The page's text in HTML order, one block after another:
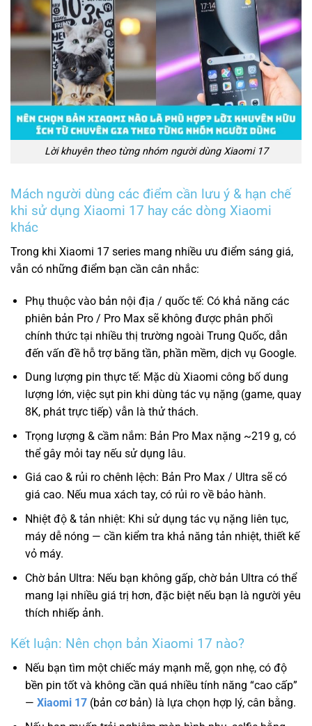
Lời khuyên theo từng nhóm người dùng Xiaomi 17
Mách người dùng các điểm cần lưu ý & hạn chế
khi sử dụng Xiaomi 17 hay các dòng Xiaomi
khác
Trong khi Xiaomi 17 series mang nhiều ưu điểm sáng giá,
vẫn có những điểm bạn cần cân nhắc:
Phụ thuộc vào bản nội địa / quốc tế: Có khả năng các
phiên bản Pro / Pro Max sẽ không được phân phối
chính thức tại nhiều thị trường ngoài Trung Quốc, dẫn
đến vấn đề hỗ trợ băng tần, phần mềm, dịch vụ Google.
Dung lượng pin thực tế: Mặc dù Xiaomi công bố dung
lượng lớn, việc sụt pin khi dùng tác vụ nặng (game, quay
8K, phát trực tiếp) vẫn là thử thách.
Trọng lượng & cầm nắm: Bản Pro Max nặng ~219 g, có
thể gây mỏi tay nếu sử dụng lâu.
Giá cao & rủi ro chênh lệch: Bản Pro Max / Ultra sẽ có
giá cao. Nếu mua xách tay, có rủi ro về bảo hành.
Nhiệt độ & tản nhiệt: Khi sử dụng tác vụ nặng liên tục,
máy dễ nóng — cần kiểm tra khả năng tản nhiệt, thiết kế
vỏ máy.
Chờ bản Ultra: Nếu bạn không gấp, chờ bản Ultra có thể
mang lại nhiều giá trị hơn, đặc biệt nếu bạn là người yêu
thích nhiếp ảnh.
Kết luận: Nên chọn bản Xiaomi 17 nào?
Nếu bạn tìm một chiếc máy mạnh mẽ, gọn nhẹ, có độ
bền pin tốt và không cần quá nhiều tính năng “cao cấp”
— Xiaomi 17(bản cơ bản) là lựa chọn hợp lý, cân bằng.